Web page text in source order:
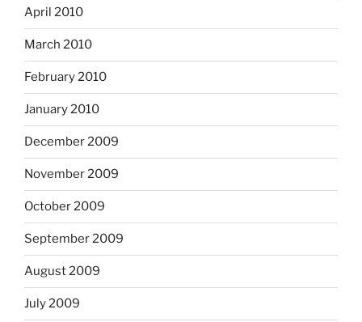
April 2010
March 2010
February 2010
January 2010
December 2009
November 2009
October 2009
September 2009
August 2009
July 2009